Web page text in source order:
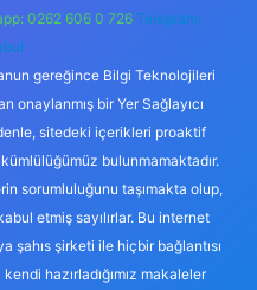
0262 606 0 726 Telegram:
gereğince Bilgi Teknolojileri
onaylanmış bir Yer Sağlayıcı
sitedeki içerikleri proaktif
bulunmamaktadır.
sorumluluğunu taşımakta olup,
etmiş sayılırlar. Bu internet
şahıs şirketi ile hiçbir bağlantısı
hazırladığımız makaleler